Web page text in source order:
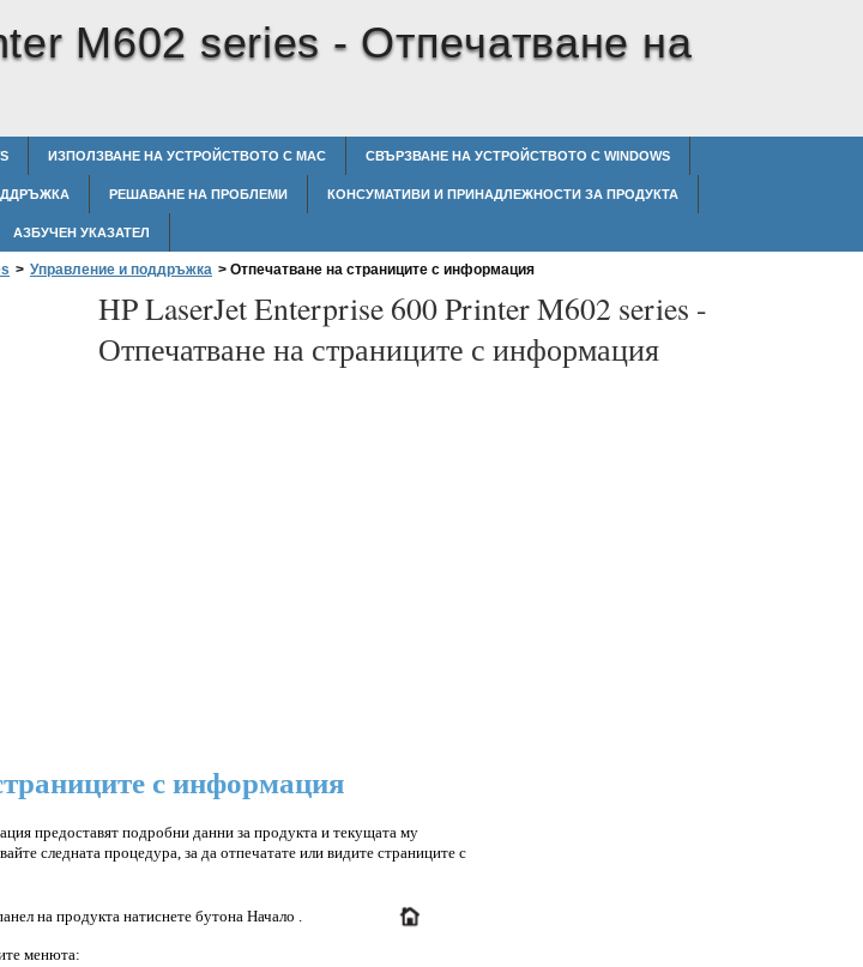
M602 series -Отпечатване на
ИЗПОЛЗВАНЕ НА УСТРОЙСТВОТО С MAC СВЪРЗВАНЕ НА УСТРОЙСТВОТО С WINDOWS
РЕШАВАНЕ НА ПРОБЛЕМИ КОНСУМАТИВИ И ПРИНАДЛЕЖНОСТИ ЗА ПРОДУКТА
АЗБУЧЕН УКАЗАТЕЛ
> Управление и поддръжка > Отпечатване на страниците с информация
HP LaserJet Enterprise 600 Printer M602 series -
Отпечатване на страниците с информация
с информация
предоставят подробни данни за продукта и текущата му
следната процедура, за да отпечатате или видите страниците с
на продукта натиснете бутона Начало .
менюта: